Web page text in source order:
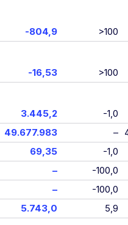
-804,9
>100
-16,53
>100
3.445,2
-1,0
49.677.983 –
69,35
-1,0
–
-100,0
–
-100,0
5.743,0 5,9